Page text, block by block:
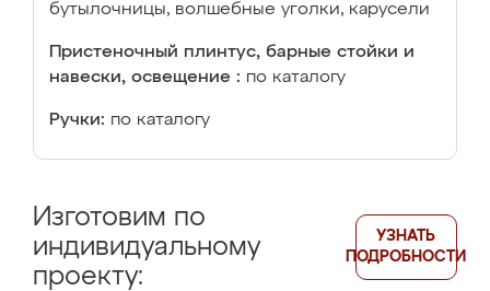
бутылочницы, волшебные уголки, карусели
Пристеночный плинтус, барные стойки и
навески, освещение : по каталогу
Ручки: по каталогу
Изготовим по
индивидуальному
проекту:
УЗНАТЬ
ПОДРОБНОСТИ